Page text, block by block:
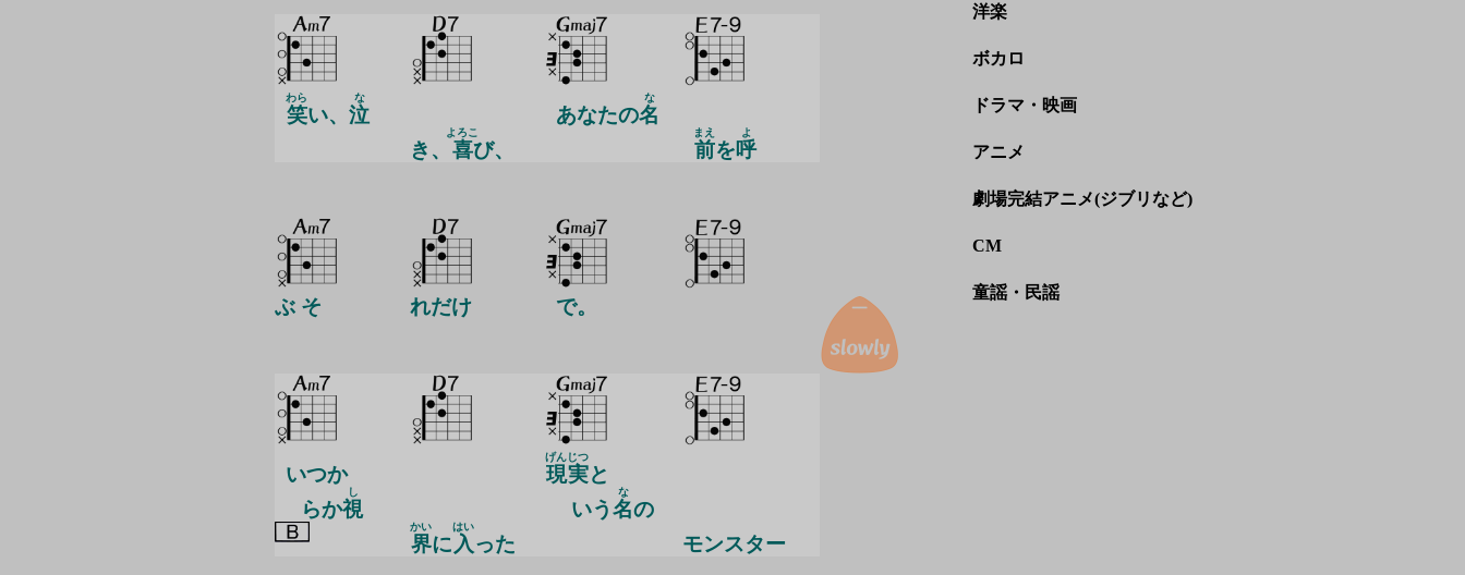
笑
わら
い、 泣
な
き、 喜
よろこ
び、
あなたの名
な
前
まえ
を呼
よ
ぶ そ れだけ で。
いつか
らか視
し
界
かい
に 入
はい
った
現
げん
実
じつ
と
いう名
な
の
モンスター
洋楽
ボカロ
ドラマ・映画
アニメ
劇場完結アニメ(ジブリなど)
CM
童謡・民謡